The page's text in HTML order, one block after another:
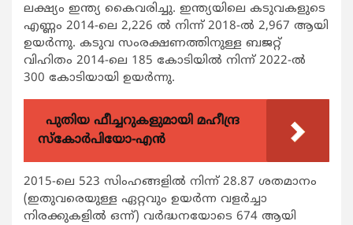
ലക്ഷ്യം ഇന്ത്യ കൈവരിച്ചു. ഇന്ത്യയിലെ കടുവകളുടെ
എണ്ണം 2014-ലെ 2,226 ല്‍ നിന്ന് 2018-ല്‍ 2,967 ആയി
ഉയര്‍ന്നു. കടുവ സംരക്ഷണത്തിനുള്ള ബജറ്റ്
വിഹിതം 2014-ലെ 185 കോടിയില്‍ നിന്ന് 2022-ല്‍
300 കോടിയായി ഉയര്‍ന്നു.
പുതിയ ഫീച്ചറുകളുമായി മഹീന്ദ്ര
സ്കോർപിയോ-എൻ
2015-ലെ 523 സിംഹങ്ങളില്‍ നിന്ന് 28.87 ശതമാനം
(ഇതുവരെയുള്ള ഏറ്റവും ഉയര്‍ന്ന വളര്‍ച്ചാ
നിരക്കുകളില്‍ ഒന്ന്) വര്‍ദ്ധനയോടെ 674 ആയി